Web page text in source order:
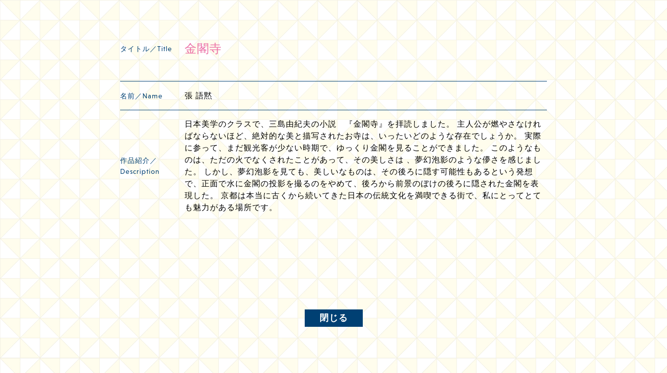
タイトル／Title 金閣寺
名前／Name 張 語黙
作品紹介／
Description
日本美学のクラスで、三島由紀夫の小説 『金閣寺』を拝読しました。 主人公が燃やさなけれ
ばならないほど、絶対的な美と描写されたお寺は、いったいどのような存在でしょうか。 実際
に参って、まだ観光客が少ない時期で、ゆっくり金閣を見ることができました。 このようなも
のは、ただの火でなくされたことがあって、その美しさは 、夢幻泡影のような儚さを感じまし
た。 しかし、夢幻泡影を見ても、美しいなものは、その後ろに隠す可能性もあるという発想
で、正面で水に金閣の投影を撮るのをやめて、後ろから前景のぼけの後ろに隠された金閣を表
現した。 京都は本当に古くから続いてきた日本の伝統文化を満喫できる街で、私にとってとて
も魅力がある場所です。
閉じる